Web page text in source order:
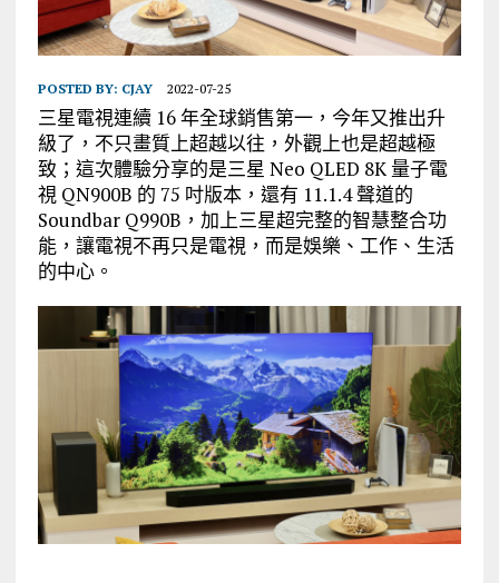
POSTED BY: CJAY 2022-07-25
三星電視連續 16 年全球銷售第一，今年又推出升
級了，不只畫質上超越以往，外觀上也是超越極
致；這次體驗分享的是三星 Neo QLED 8K 量子電
視 QN900B 的 75 吋版本，還有 11.1.4 聲道的
Soundbar Q990B，加上三星超完整的智慧整合功
能，讓電視不再只是電視，而是娛樂、工作、生活
的中心。